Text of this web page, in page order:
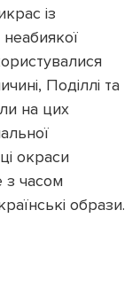
із
Поділлі та
на цих
окраси
з часом
образи.